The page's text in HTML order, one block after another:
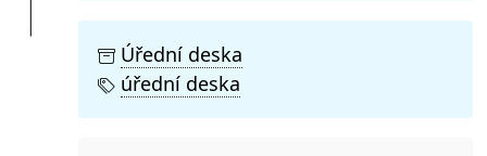
Úřední deska
úřední deska